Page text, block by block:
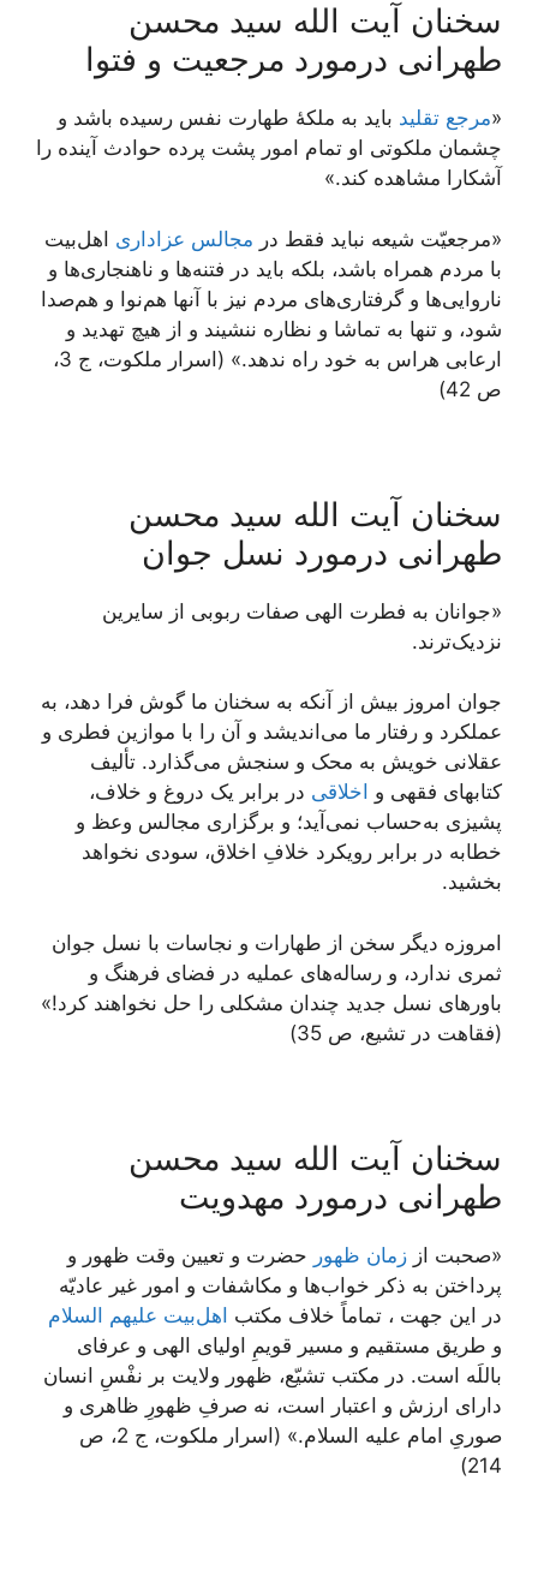
سخنان آیت الله سید محسن
طهرانی درمورد مرجعیت و فتوا
«مرجع تقلید باید به ملکۀ طهارت نفس رسیده باشد و
چشمان ملکوتى او تمام امور پشت پرده حوادث آینده را
آشکارا مشاهده کند.»
«مرجعیّت شیعه نباید فقط در مجالس عزاداری اهل‌بیت
با مردم همراه باشد، بلکه باید در فتنه‌ها و ناهنجاری‌ها و
ناروایی‌ها و گرفتاری‌های مردم نیز با آنها هم‌نوا و هم‌صدا
شود، و تنها به تماشا و نظاره ننشیند و از هیچ تهدید و
ارعابی هراس به خود راه ندهد.» (اسرار ملکوت، ج 3،
ص 42)
سخنان آیت الله سید محسن
طهرانی درمورد نسل جوان
«جوانان به فطرت الهی صفات ربوبی از سایرین
نزدیک‌ترند.
جوان‏ امروز بیش از آنکه به سخنان ما گوش فرا دهد، به
عملکرد و رفتار ما می‌‏اندیشد و آن را با موازین فطرى و
عقلانى خویش به محک و سنجش می‌‏گذارد. تألیف
کتاب‏هاى فقهى و اخلاقى در برابر یک دروغ و خلاف،
پشیزى به‏‌حساب نمی‌‏آید؛ و برگزارى مجالس وعظ و
خطابه در برابر رویکرد خلافِ اخلاق، سودى نخواهد
بخشید.
امروزه دیگر سخن از طهارات و نجاسات با نسل جوان
ثمرى ندارد، و رساله‏‌هاى عملیه در فضاى فرهنگ و
باورهاى نسل جدید چندان مشکلى را حل نخواهند کرد!»
(فقاهت در تشیع، ص 35)
سخنان آیت الله سید محسن
طهرانی درمورد مهدویت
«صحبت از زمان ظهور حضرت و تعیین وقت ظهور و
پرداختن به ذکر خواب‌ها و مکاشفات و امور غیر عادیّه
در این جهت ، تماماً خلاف مکتب اهل‌بیت علیهم السلام
و طریق مستقیم و مسیر قویمِ اولیای الهی و عرفای
باللَه است. در مکتب تشیّع، ظهور ولایت بر نفْسِ انسان
دارای ارزش و اعتبار است، نه صرفِ ظهورِ ظاهری و
صوریِ امام علیه السلام.» (اسرار ملکوت، ج 2، ص
214)